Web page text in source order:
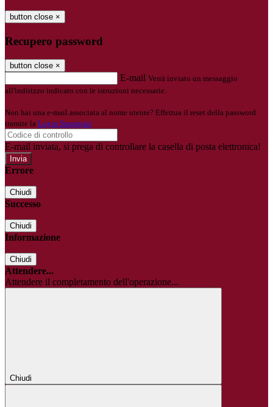
button close ×
Recupero password
button close ×
E-mail Verrà inviato un messaggio
all'indirizzo indicato con le istruzioni necessarie.
Non hai una e-mail associata al nome utente? Effettua il reset della password
tramite la Login Spaggiari
E-mail inviata, si prega di controllare la casella di posta elettronica!
Errore
Chiudi
Successo
Chiudi
Informazione
Chiudi
Attendere...
Attendere il completamento dell'operazione...
Chiudi